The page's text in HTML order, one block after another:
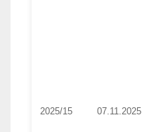
2025/15 07.11.2025